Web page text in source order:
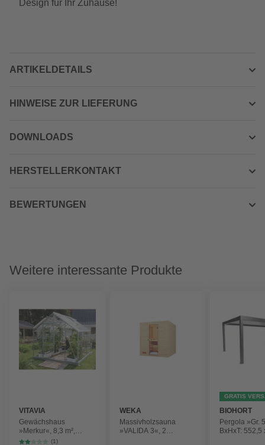
Design für Ihr Zuhause!
ARTIKELDETAILS
HINWEISE ZUR LIEFERUNG
DOWNLOADS
HERSTELLERKONTAKT
BEWERTUNGEN
Weitere interessante Produkte
VITAVIA
Gewächshaus
»Merkur«, 8,3 m²,
Aluminium/ESG Glas,
(1)
WEKA
Massivholzsauna
»VALIDA 3«, 2
GRATIS
BIOHORT
Pergola »Gr.
BxHxT: 552,5